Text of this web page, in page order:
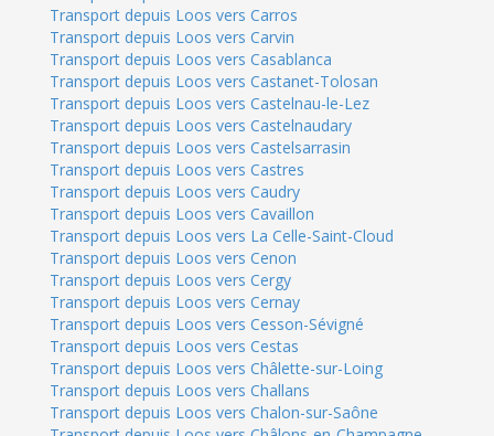
Transport depuis Loos vers Carros
Transport depuis Loos vers Carvin
Transport depuis Loos vers Casablanca
Transport depuis Loos vers Castanet-Tolosan
Transport depuis Loos vers Castelnau-le-Lez
Transport depuis Loos vers Castelnaudary
Transport depuis Loos vers Castelsarrasin
Transport depuis Loos vers Castres
Transport depuis Loos vers Caudry
Transport depuis Loos vers Cavaillon
Transport depuis Loos vers La Celle-Saint-Cloud
Transport depuis Loos vers Cenon
Transport depuis Loos vers Cergy
Transport depuis Loos vers Cernay
Transport depuis Loos vers Cesson-Sévigné
Transport depuis Loos vers Cestas
Transport depuis Loos vers Châlette-sur-Loing
Transport depuis Loos vers Challans
Transport depuis Loos vers Chalon-sur-Saône